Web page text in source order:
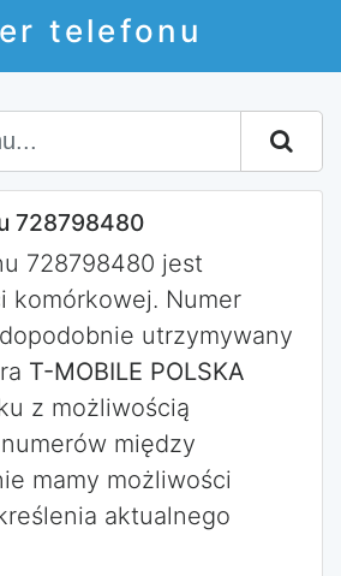
telefonu
728798480
728798480 jest
komórkowej. Numer
utrzymywany
T-MOBILE POLSKA
z możliwością
między
mamy możliwości
aktualnego